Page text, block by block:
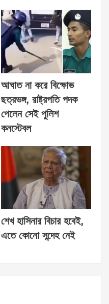
আঘাত না করে বিক্ষোভ
ছত্রভঙ্গ, রাষ্ট্রপতি পদক
পেলেন সেই পুলিশ
কনস্টেবল
শেখ হাসিনার বিচার হবেই,
এতে কোনো সন্দেহ নেই